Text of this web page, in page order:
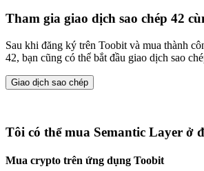
Tham gia giao dịch sao chép 42
Sau khi đăng ký trên Toobit và mua thành
42, bạn cũng có thể bắt đầu giao dịch sao
Giao dịch sao chép
Tôi có thể mua Semantic Layer ở
Mua crypto trên ứng dụng Toobit